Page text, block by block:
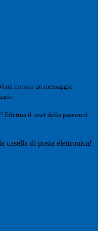
inviato un messaggio
Effettua il reset della password
casella di posta elettronica!